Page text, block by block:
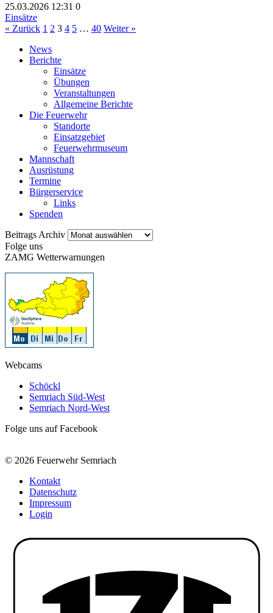
25.03.2026 12:31 0
Einsätze
« Zurück 1 2 3 4 5 … 40 Weiter »
News
Berichte
Einsätze
Übungen
Veranstaltungen
Allgemeine Berichte
Die Feuerwehr
Standorte
Einsatzgebiet
Feuerwehrmuseum
Mannschaft
Ausrüstung
Termine
Bürgerservice
Links
Spenden
Beitrags Archiv Beitrags
Folge uns
ZAMG Wetterwarnungen
Webcams
Schöckl
Semriach Süd-West
Semriach Nord-West
Folge uns auf Facebook
© 2026 Feuerwehr Semriach
Kontakt
Datenschutz
Impressum
Login